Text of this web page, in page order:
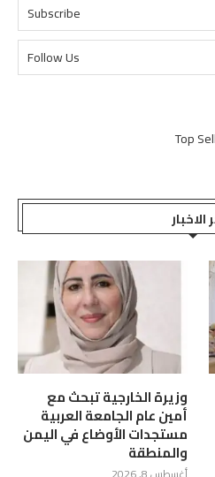
Subscribe
Follow Us
الاخبار
وزيرة الخارجية تبحث مع
أمين عام الجامعة العربية
مستجدات الأوضاع في اليمن
والمنطقة